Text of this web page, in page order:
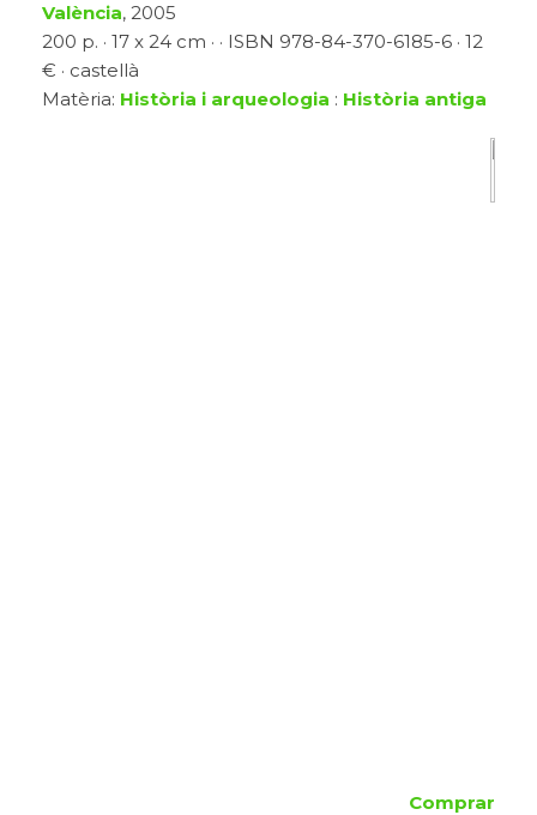
València, 2005
200 p. · 17 x 24 cm · · ISBN 978-84-370-6185-6 · 12
€ · castellà
Matèria: Història i arqueologia : Història antiga
Comprar